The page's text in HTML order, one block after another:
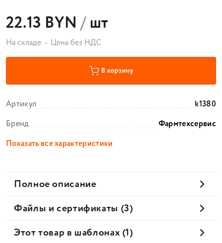
22.13 BYN/шт
На складе Цена без НДС
В корзину
Артикул
k1380
Бренд
Фармтехсервис
Показать все характеристики
Полное описание
Файлы и сертификаты (3)
Этот товар в шаблонах (1)